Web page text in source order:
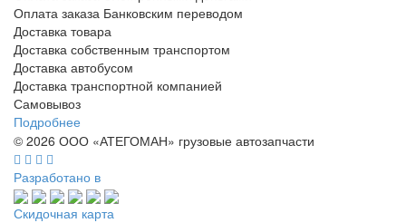
Оплата заказа Банковским переводом
Доставка товара
Доставка собственным транспортом
Доставка автобусом
Доставка транспортной компанией
Самовывоз
Подробнее
© 2026 ООО «АТЕГОМАН» грузовые автозапчасти
Разработано в
Скидочная карта